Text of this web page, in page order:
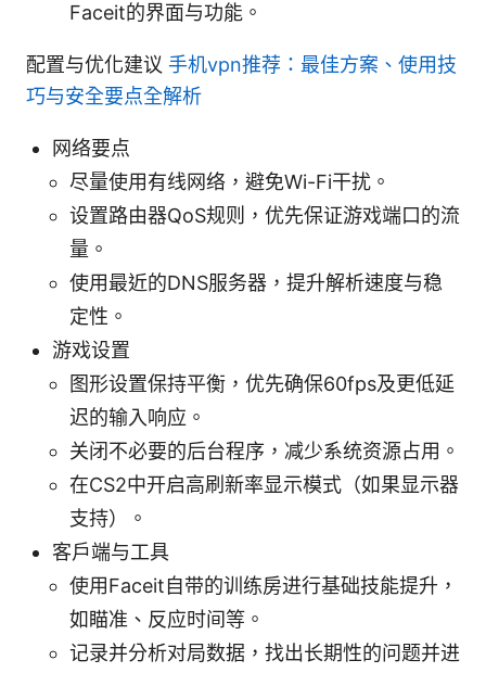
Faceit的界面与功能。
配置与优化建议 手机vpn推荐：最佳方案、使用技
巧与安全要点全解析
网络要点
尽量使用有线网络，避免Wi-Fi干扰。
设置路由器QoS规则，优先保证游戏端口的流
量。
使用最近的DNS服务器，提升解析速度与稳
定性。
游戏设置
图形设置保持平衡，优先确保60fps及更低延
迟的输入响应。
关闭不必要的后台程序，减少系统资源占用。
在CS2中开启高刷新率显示模式（如果显示器
支持）。
客户端与工具
使用Faceit自带的训练房进行基础技能提升，
如瞄准、反应时间等。
记录并分析对局数据，找出长期性的问题并进